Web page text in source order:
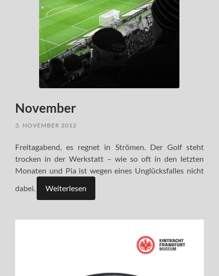
November
3. NOVEMBER 2012
Freitagabend, es regnet in Strömen. Der Golf steht
trocken in der Werkstatt – wie so oft in den letzten
Monaten und Pia ist wegen eines Unglücksfalles nicht
dabei.
Weiterlesen